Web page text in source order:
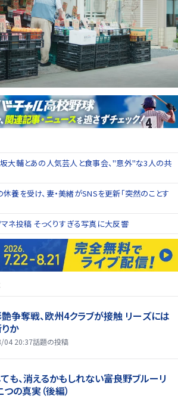
坂大輔とあの人気芸人と食事会、"意外"な3人の共
養を受け、妻・美緒がSNSを更新「突然のことす
ネ投稿 そっくりすぎる写真に大反響
争奪戦、欧州4クラブが接触 リーズには
か
04 20:37話題の投稿
も、消えるかもしれない――富良野ブルーリ
つの真実（後編）